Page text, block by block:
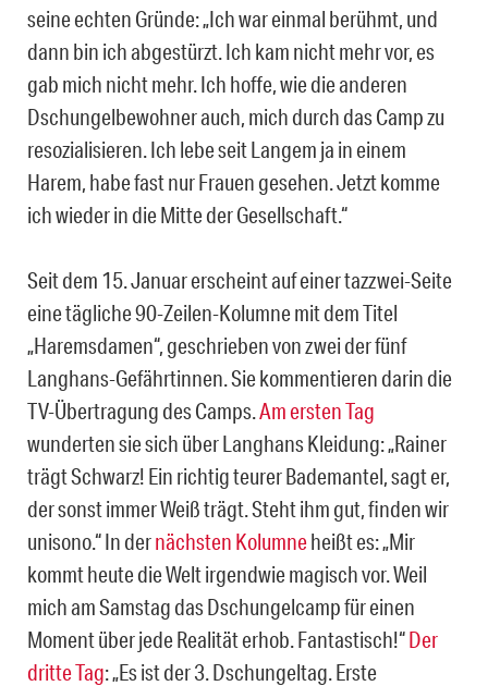
seine echten Gründe: „Ich war einmal berühmt, und
dann bin ich abgestürzt. Ich kam nicht mehr vor, es
gab mich nicht mehr. Ich hoffe, wie die anderen
Dschungelbewohner auch, mich durch das Camp zu
resozialisieren. Ich lebe seit Langem ja in einem
Harem, habe fast nur Frauen gesehen. Jetzt komme
ich wieder in die Mitte der Gesellschaft.“
Seit dem 15. Januar erscheint auf einer tazzwei-Seite
eine tägliche 90-Zeilen-Kolumne mit dem Titel
„Haremsdamen“, geschrieben von zwei der fünf
Langhans-Gefährtinnen. Sie kommentieren darin die
TV-Übertragung des Camps.Am ersten Tag
wunderten sie sich über Langhans Kleidung: „Rainer
trägt Schwarz! Ein richtig teurer Bademantel, sagt er,
der sonst immer Weiß trägt. Steht ihm gut, finden wir
unisono.“ In dernächsten Kolumneheißt es: „Mir
kommt heute die Welt irgendwie magisch vor. Weil
mich am Samstag das Dschungelcamp für einen
Moment über jede Realität erhob. Fantastisch!“Der
dritte Tag: „Es ist der 3. Dschungeltag. Erste